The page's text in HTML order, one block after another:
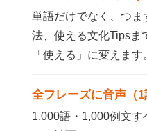
単語だけでなく、つま
法、使える文化Tipsま
「使える」に変えます
全フレーズに音声（1
1,000語・1,000例文